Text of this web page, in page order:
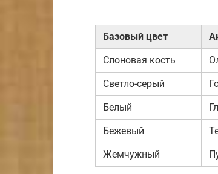
Базовый цвет
Слоновая кость
Светло-серый
Белый
Бежевый
Жемчужный